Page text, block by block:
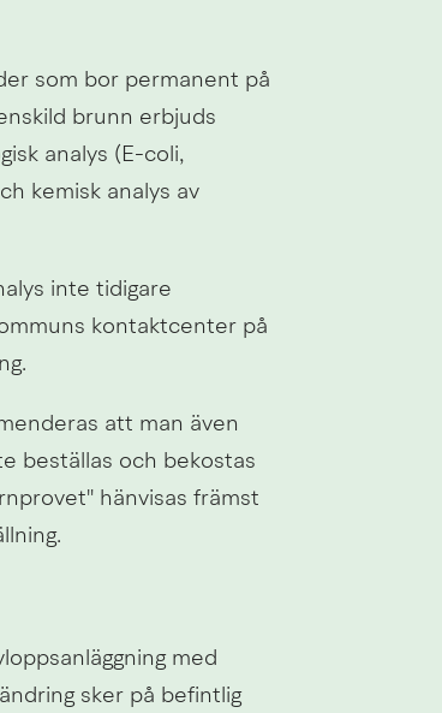
som bor permanent på
brunn erbjuds
analys (E-coli,
kemisk analys av
inte tidigare
kontaktcenter på
att man även
beställas och bekostas
hänvisas främst
med
sker på befintlig